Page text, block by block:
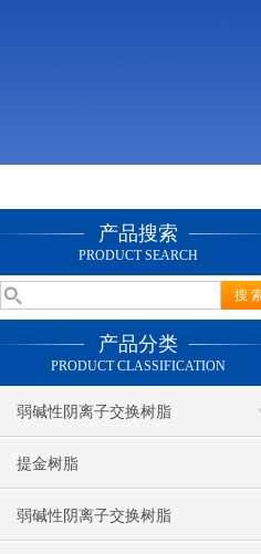
产品搜索
PRODUCT SEARCH
产品分类
PRODUCT CLASSIFICATION
弱碱性阴离子交换树脂
提金树脂
弱碱性阴离子交换树脂